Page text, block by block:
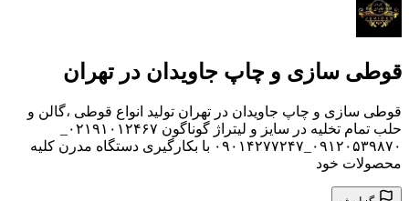
قوطی سازی و چاپ جاویدان در تهران
قوطی سازی و چاپ جاویدان در تهران تولید انواع قوطی ،گالن و
۰۹۱۲۰۵۳۹۸۷۰_۰۹۰۱۴۲۷۷۲۴۷ با بکارگیری دستگاه مدرن کلیه
محصولات خود